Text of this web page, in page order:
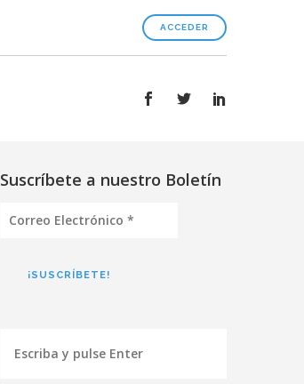
ACCEDER
Suscríbete a nuestro Boletín
Electrónico